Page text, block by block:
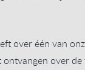
over één van
over de